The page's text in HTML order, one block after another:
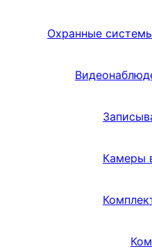
Охранные
Камеры